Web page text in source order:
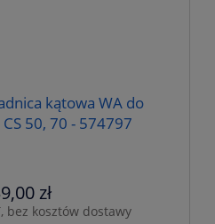
kątowa WA do
50, 70 - 574797
zł
bez kosztów dostawy